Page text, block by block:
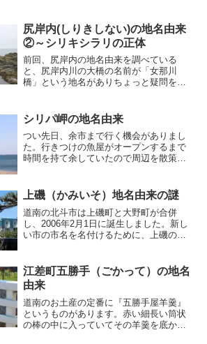
尻岸内(しりきしない)の地名由来
②～シリキシラリの正体
前回、尻岸内の地名由来を調べている
と、尻岸内川の大橋の名前が「女那川
橋」という地名がありちょっと疑問をも
ったときの『角川日本地名大辞典』の女
那川の項を調べてみると、昭和...
シリパ岬の地名由来
つい先日、余市まで行く機会がありまし
た。行きつけの魚屋がオープンするまで
時間を持て余していたので周辺を散策し
パ岬がありました。あらためて見ると美
しいなあと思ってしまいまし...
上磯（かみいそ）地名由来の謎
道南の北斗市は上磯町と大野町が合併
し、2006年2月1日に誕生しました。新し
い市の市名を名付けるために、上磯の一
うですが、最終的に北斗市になったよう
です。その北斗という...
江差町五勝手（ごかって）の地名
由来
道南のお土産の定番に『五勝手屋羊羹』
というものがあります。赤い細長い筒状
の棒の中に入っていてその羊羹を底から